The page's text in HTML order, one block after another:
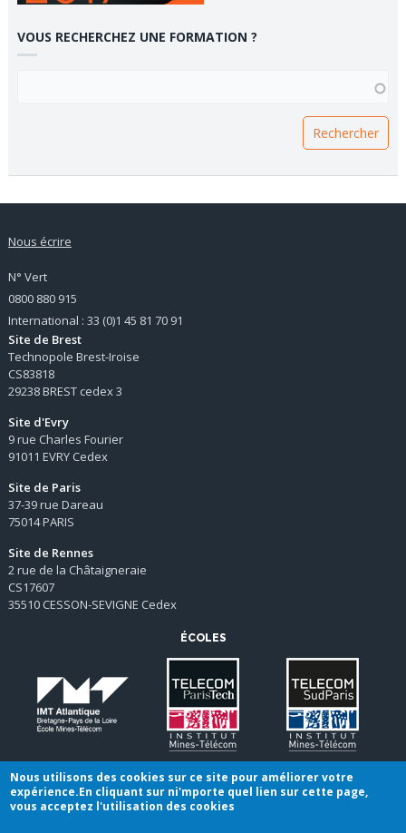
VOUS RECHERCHEZ UNE FORMATION ?
Nous écrire
N° Vert
0800 880 915
International : 33 (0)1 45 81 70 91
Site de Brest
Technopole Brest-Iroise
CS83818
29238 BREST cedex 3
Site d'Evry
9 rue Charles Fourier
91011 EVRY Cedex
Site de Paris
37-39 rue Dareau
75014 PARIS
Site de Rennes
2 rue de la Châtaigneraie
CS17607
35510 CESSON-SEVIGNE Cedex
ÉCOLES
Conditions générales de vente
Nous utilisons des cookies sur ce site pour améliorer votre
expérience.En cliquant sur ni'mporte quel lien sur cette page,
vous acceptez l'utilisation des cookies